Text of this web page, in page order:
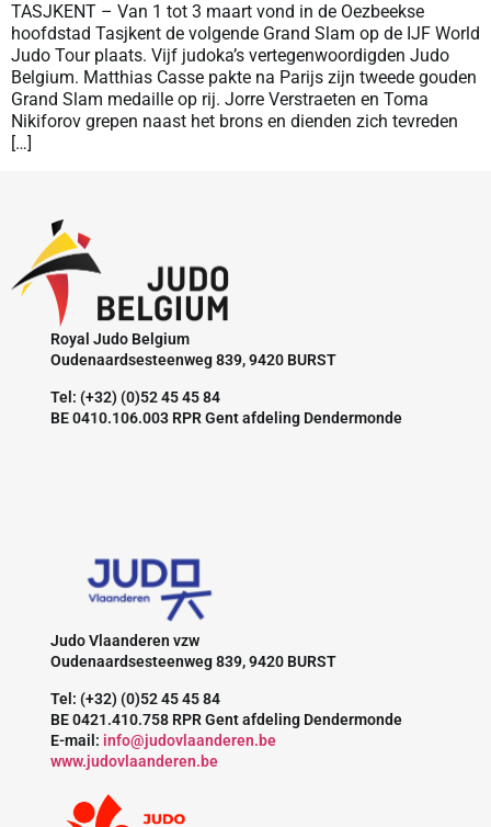
TASJKENT – Van 1 tot 3 maart vond in de Oezbeekse
hoofdstad Tasjkent de volgende Grand Slam op de IJF World
Judo Tour plaats. Vijf judoka’s vertegenwoordigden Judo
Belgium. Matthias Casse pakte na Parijs zijn tweede gouden
Grand Slam medaille op rij. Jorre Verstraeten en Toma
Nikiforov grepen naast het brons en dienden zich tevreden
[…]
Royal Judo Belgium
Oudenaardsesteenweg 839, 9420 BURST
Tel: (+32) (0)52 45 45 84
BE 0410.106.003 RPR Gent afdeling Dendermonde
Judo Vlaanderen vzw
Oudenaardsesteenweg 839, 9420 BURST
Tel: (+32) (0)52 45 45 84
BE 0421.410.758 RPR Gent afdeling Dendermonde
E-mail: info@judovlaanderen.be
www.judovlaanderen.be